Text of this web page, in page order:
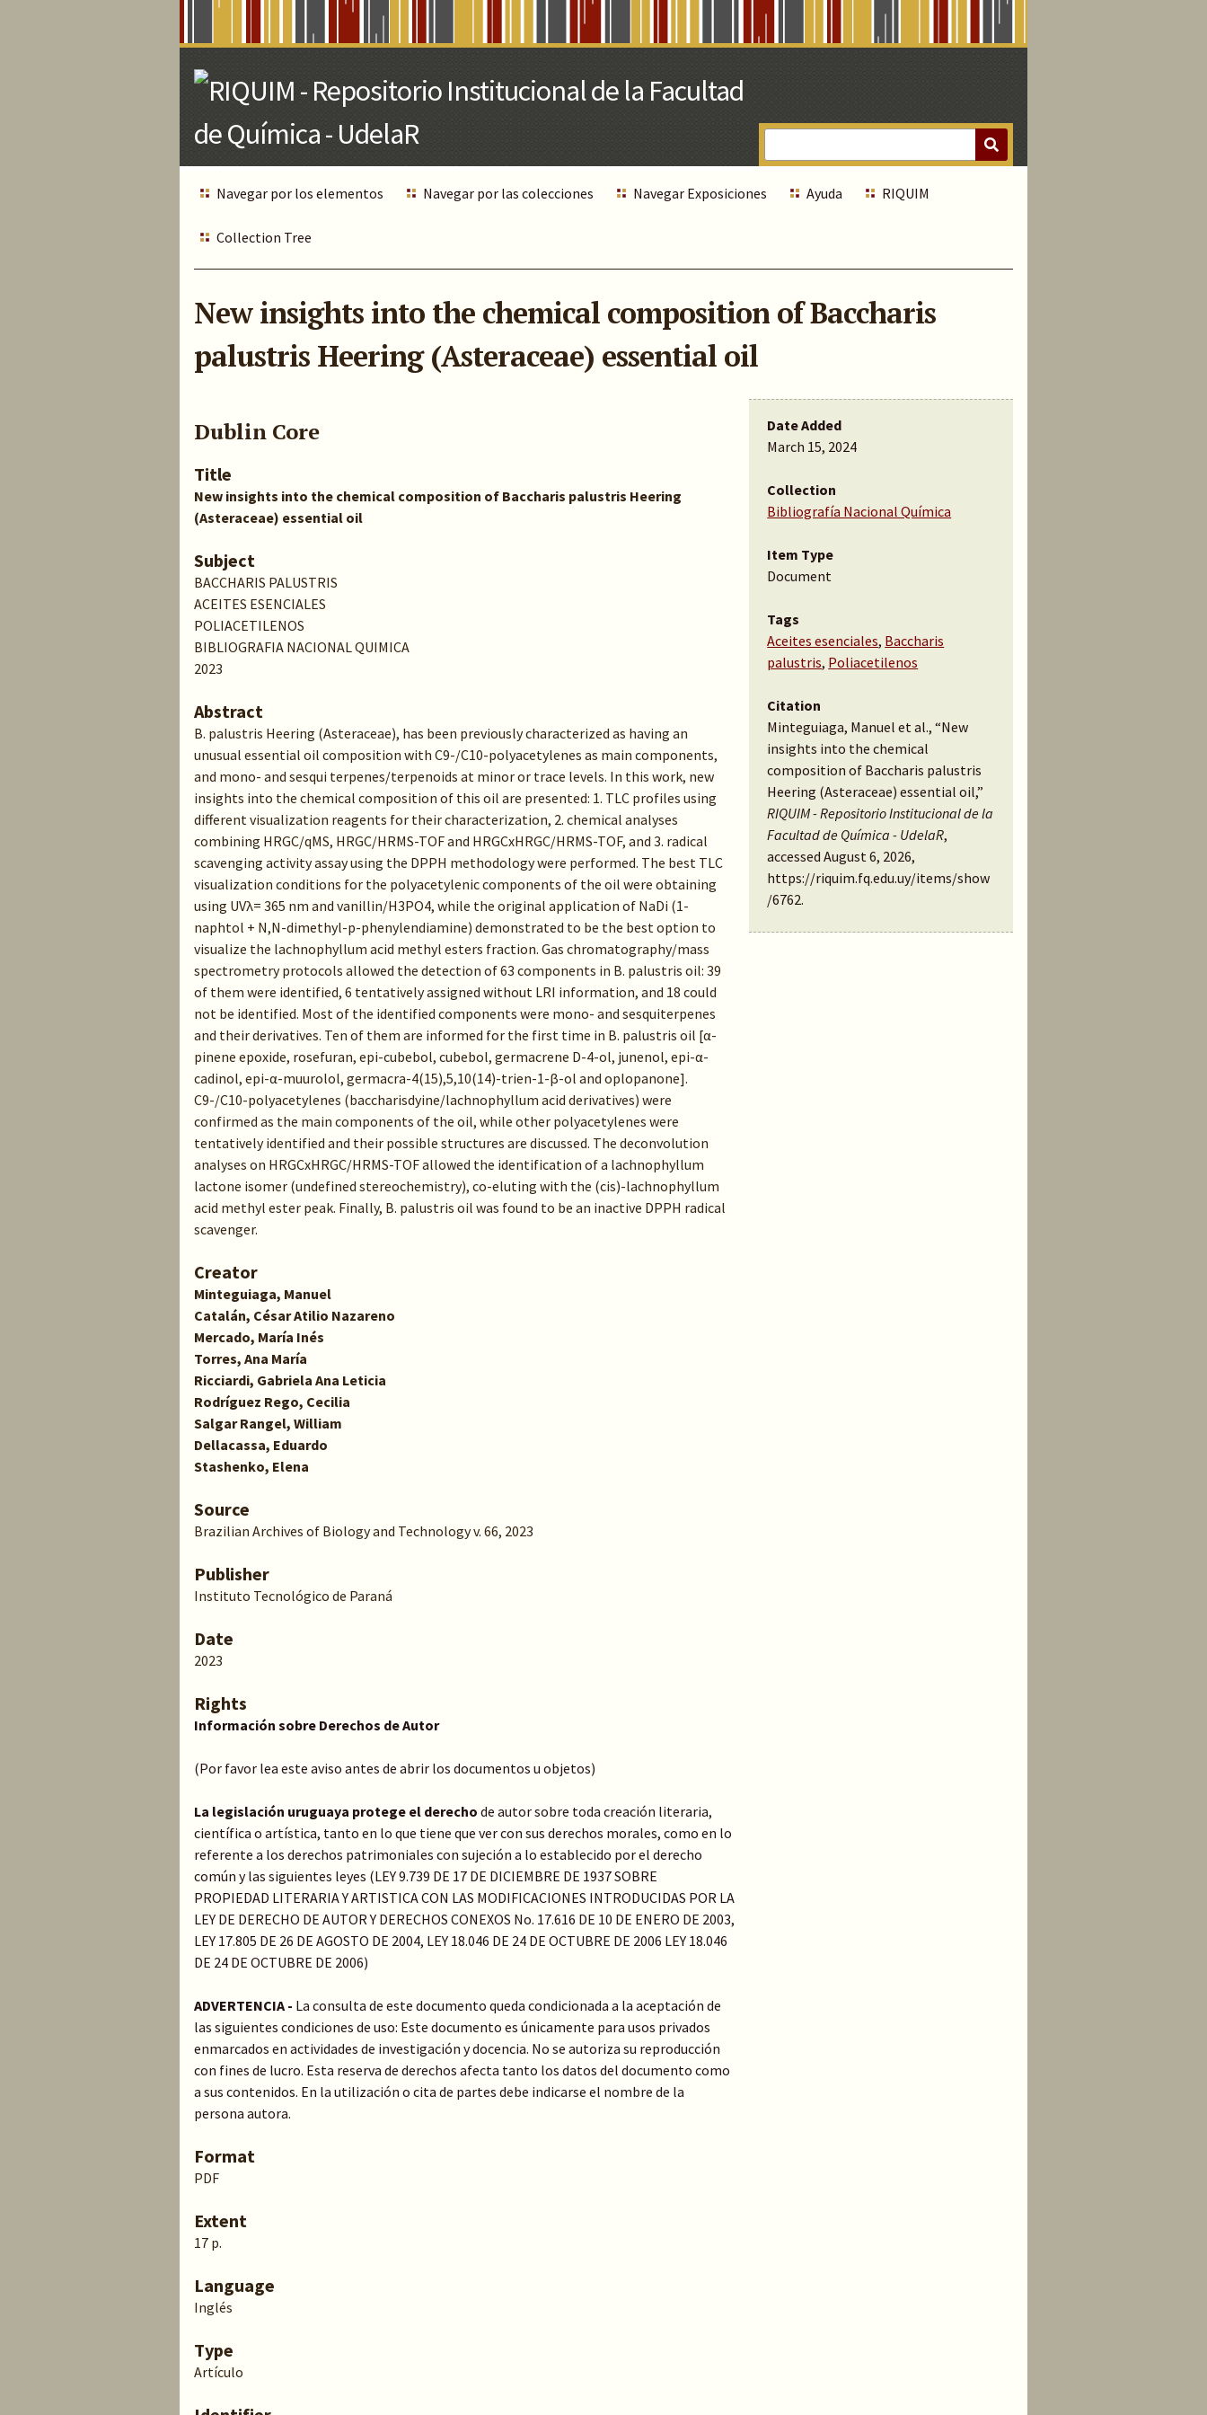
Navegar por los elementos Navegar por las colecciones Navegar Exposiciones Ayuda RIQUIM
Collection Tree
New insights into the chemical composition of Baccharis
palustris Heering (Asteraceae) essential oil
Dublin Core
Title
New insights into the chemical composition of Baccharis palustris Heering
(Asteraceae) essential oil
Subject
BACCHARIS PALUSTRIS
ACEITES ESENCIALES
POLIACETILENOS
BIBLIOGRAFIA NACIONAL QUIMICA
2023
Abstract
B. palustris Heering (Asteraceae), has been previously characterized as having an
unusual essential oil composition with C9-/C10-polyacetylenes as main components,
and mono- and sesqui terpenes/terpenoids at minor or trace levels. In this work, new
insights into the chemical composition of this oil are presented: 1. TLC profiles using
different visualization reagents for their characterization, 2. chemical analyses
combining HRGC/qMS, HRGC/HRMS-TOF and HRGCxHRGC/HRMS-TOF, and 3. radical
scavenging activity assay using the DPPH methodology were performed. The best TLC
visualization conditions for the polyacetylenic components of the oil were obtaining
using UVλ= 365 nm and vanillin/H3PO4, while the original application of NaDi (1-
naphtol + N,N-dimethyl-p-phenylendiamine) demonstrated to be the best option to
visualize the lachnophyllum acid methyl esters fraction. Gas chromatography/mass
spectrometry protocols allowed the detection of 63 components in B. palustris oil: 39
of them were identified, 6 tentatively assigned without LRI information, and 18 could
not be identified. Most of the identified components were mono- and sesquiterpenes
and their derivatives. Ten of them are informed for the first time in B. palustris oil [α-
pinene epoxide, rosefuran, epi-cubebol, cubebol, germacrene D-4-ol, junenol, epi-α-
cadinol, epi-α-muurolol, germacra-4(15),5,10(14)-trien-1-β-ol and oplopanone].
C9-/C10-polyacetylenes (baccharisdyine/lachnophyllum acid derivatives) were
confirmed as the main components of the oil, while other polyacetylenes were
tentatively identified and their possible structures are discussed. The deconvolution
analyses on HRGCxHRGC/HRMS-TOF allowed the identification of a lachnophyllum
lactone isomer (undefined stereochemistry), co-eluting with the (cis)-lachnophyllum
acid methyl ester peak. Finally, B. palustris oil was found to be an inactive DPPH radical
scavenger.
Creator
Minteguiaga, Manuel
Catalán, César Atilio Nazareno
Mercado, María Inés
Torres, Ana María
Ricciardi, Gabriela Ana Leticia
Rodríguez Rego, Cecilia
Salgar Rangel, William
Dellacassa, Eduardo
Stashenko, Elena
Source
Brazilian Archives of Biology and Technology v. 66, 2023
Publisher
Instituto Tecnológico de Paraná
Date
2023
Rights
Información sobre Derechos de Autor
(Por favor lea este aviso antes de abrir los documentos u objetos)
La legislación uruguaya protege el derecho de autor sobre toda creación literaria,
científica o artística, tanto en lo que tiene que ver con sus derechos morales, como en lo
referente a los derechos patrimoniales con sujeción a lo establecido por el derecho
común y las siguientes leyes (LEY 9.739 DE 17 DE DICIEMBRE DE 1937 SOBRE
PROPIEDAD LITERARIA Y ARTISTICA CON LAS MODIFICACIONES INTRODUCIDAS POR LA
LEY DE DERECHO DE AUTOR Y DERECHOS CONEXOS No. 17.616 DE 10 DE ENERO DE 2003,
LEY 17.805 DE 26 DE AGOSTO DE 2004, LEY 18.046 DE 24 DE OCTUBRE DE 2006 LEY 18.046
DE 24 DE OCTUBRE DE 2006)
ADVERTENCIA - La consulta de este documento queda condicionada a la aceptación de
las siguientes condiciones de uso: Este documento es únicamente para usos privados
enmarcados en actividades de investigación y docencia. No se autoriza su reproducción
con fines de lucro. Esta reserva de derechos afecta tanto los datos del documento como
a sus contenidos. En la utilización o cita de partes debe indicarse el nombre de la
persona autora.
Format
PDF
Extent
17 p.
Language
Inglés
Type
Artículo
Date Added
March 15, 2024
Collection
Bibliografía Nacional Química
Item Type
Document
Tags
Aceites esenciales, Baccharis
palustris, Poliacetilenos
Citation
Minteguiaga, Manuel et al., “New
insights into the chemical
composition of Baccharis palustris
Heering (Asteraceae) essential oil,”
RIQUIM - Repositorio Institucional de la
Facultad de Química - UdelaR,
accessed August 6, 2026,
https://riquim.fq.edu.uy/items/show
/6762.